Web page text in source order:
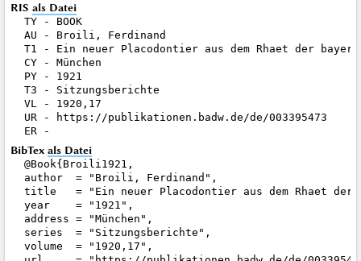
RIS als Datei
TY - BOOK
AU - Broili, Ferdinand
T1 - Ein neuer Placodontier aus dem Rhaet der
CY - München
PY - 1921
T3 - Sitzungsberichte
VL - 1920,17
UR - https://publikationen.badw.de/de/003395473
BibTex als Datei
@Book{Broili1921,
author  = "Broili, Ferdinand",
title   = "Ein neuer Placodontier aus dem Rhaet der
year    = "1921",
address = "München",
series  = "Sitzungsberichte",
volume  = "1920,17",